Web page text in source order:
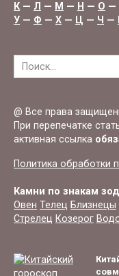
К — Л — М — Н — О —
У — Ф — Х — Ц — Ч —
Search
@ Все права
При перепечатке
активная ссылка
Политика обработки
Камни по знакам
Овен Телец Близнецы
Стрелец Козерог